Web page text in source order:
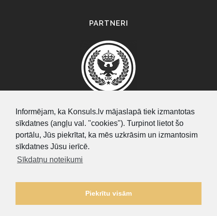
Informējam, ka Konsuls.lv mājaslapā tiek izmantotas
sīkdatnes (angļu val. "cookies"). Turpinot lietot šo
portālu, Jūs piekrītat, ka mēs uzkrāsim un izmantosim
sīkdatnes Jūsu ierīcē.
Sīkdatņu noteikumi
Piekrītu visām
PARTNERI
SEARCH